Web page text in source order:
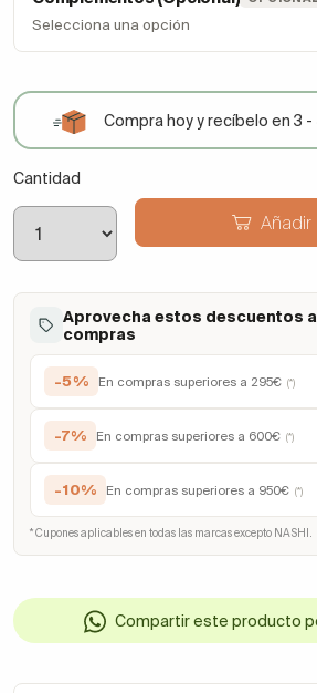
Selecciona una opción
Compra hoy y recíbelo en 3
Cantidad
Añadir
Aprovecha estos descuentos
compras
-5% En compras superiores a 295€ (*)
-7% En compras superiores a 600€ (*)
-10% En compras superiores a 950€ (*)
* Cupones aplicables en todas las marcas excepto NASHI.
Compartir este producto